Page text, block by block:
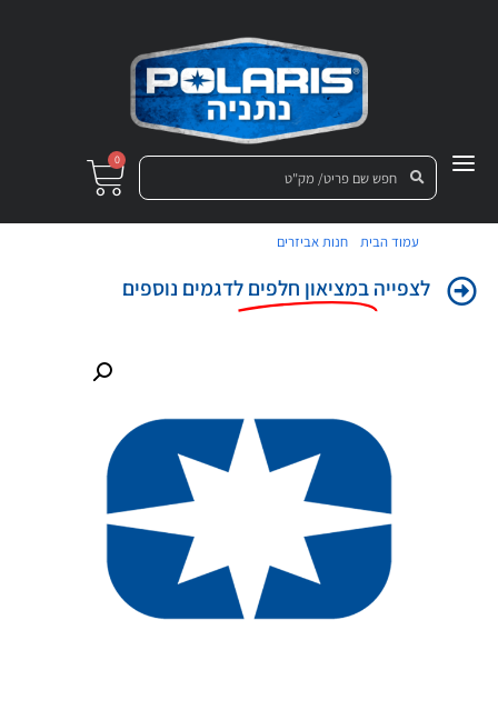
0
עמוד הבית חנות אביזרים
לצפייהבמציאון חלפים לדגמים נוספים